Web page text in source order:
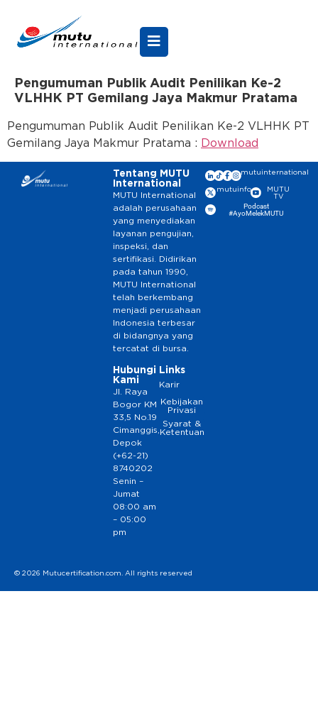
Pengumuman Publik Audit Penilikan Ke-2
VLHHK PT Gemilang Jaya Makmur Pratama
Pengumuman Publik Audit Penilikan Ke-2 VLHHK PT
Gemilang Jaya Makmur Pratama : Download
Tentang MUTU
International
MUTU International
adalah perusahaan
yang menyediakan
layanan pengujian,
inspeksi, dan
sertifikasi. Didirikan
pada tahun 1990,
MUTU International
telah berkembang
menjadi perusahaan
Indonesia terbesar
di bidangnya yang
tercatat di bursa.
Hubungi
Kami
Jl. Raya
Bogor KM
33,5 No.19
Cimanggis,
Depok
(+62-21)
8740202
Senin –
Jumat
08:00 am
– 05:00
pm
Links
Karir
Kebijakan
Privasi
Syarat &
Ketentuan
mutuinternational
mutuinfo
MUTU
TV
Podcast
#AyoMelekMUTU
© 2026 Mutucertification.com. All rights reserved